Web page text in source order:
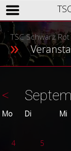
TSC Schwarz
<
MontagDienstag Mi
4
5